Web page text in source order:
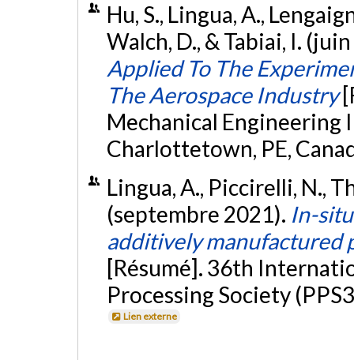
Hu, S., Lingua, A.,
Walch, D., & Tabiai, I.
Applied To The
The Aerospace Industry
Mechanical Engineering
Charlottetown, PE,
Lingua, A., Piccirelli, N.,
(septembre 2021). In-
additively manufactured
[Résumé]. 36th
Processing Society
Lien externe